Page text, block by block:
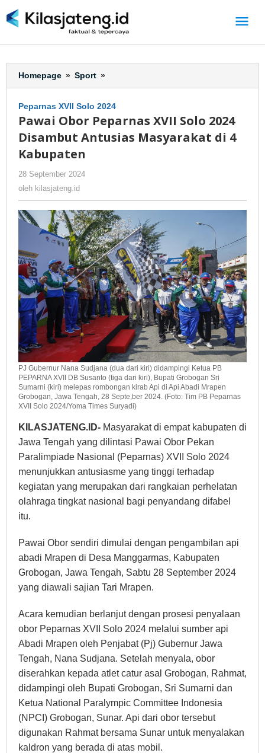
ke
Homepage » Sport »
Obor
Solo
2024
4
Kabupaten
Peparnas XVII Solo 2024
Pawai Obor Peparnas XVII Solo 2024
Disambut Antusias Masyarakat di 4
Kabupaten
28 September 2024
oleh kilasjateng.id
PJ Gubernur Nana Sudjana (dua dari kiri) didampingi Ketua PB
PEPARNA XVII DB Susanto (tiga dari kiri), Bupati Grobogan Sri
Sumarni (kiri) melepas rombongan kirab Api di Api Abadi Mrapen
Grobogan, Jawa Tengah, 28 Septe,ber 2024. (Foto: Tim PB Peparnas
XVII Solo 2024/Yoma Times Suryadi)
KILASJATENG.ID- Masyarakat di empat kabupaten di
Jawa Tengah yang dilintasi Pawai Obor Pekan
Paralimpiade Nasional (Peparnas) XVII Solo 2024
menunjukkan antusiasme yang tinggi terhadap
kegiatan yang merupakan dari rangkaian perhelatan
olahraga tingkat nasional bagi penyandang difabel
itu.
Pawai Obor sendiri dimulai dengan pengambilan api
abadi Mrapen di Desa Manggarmas, Kabupaten
Grobogan, Jawa Tengah, Sabtu 28 September 2024
yang diawali sajian Tari Mrapen.
Acara kemudian berlanjut dengan prosesi penyalaan
obor Peparnas XVII Solo 2024 melalui sumber api
Abadi Mrapen oleh Penjabat (Pj) Gubernur Jawa
Tengah, Nana Sudjana. Setelah menyala, obor
diserahkan kepada atlet catur asal Grobogan, Rahmat,
didampingi oleh Bupati Grobogan, Sri Sumarni dan
Ketua National Paralympic Committee Indonesia
(NPCI) Grobogan, Sunar. Api dari obor tersebut
digunakan Rahmat bersama Sunar untuk menyalakan
kaldron yang berada di atas mobil.